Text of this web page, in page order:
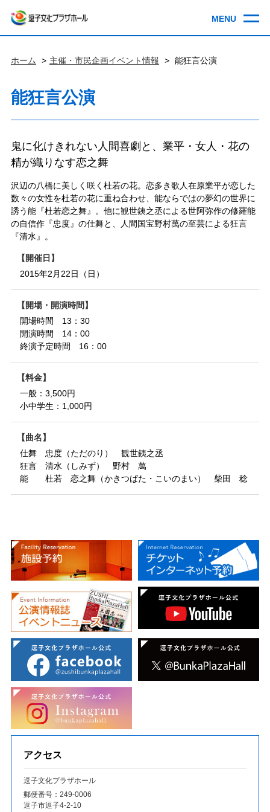
ホーム 主催・市民企画イベント情報 能狂言公演
能狂言公演
鬼に化けきれない人間喜劇と、業平・女人・花の
精が織りなす恋之舞
沢辺の八橋に美しく咲く杜若の花。恋多き歌人在原業平が恋した
数々の女性を杜若の花に重ね合わせ、能ならではの夢幻の世界に
誘う能『杜若恋之舞』。他に観世銕之丞による世阿弥作の修羅能
の自信作『忠度』の仕舞と、人間国宝野村萬の至芸による狂言
『清水』。
開催日
2015年2月22日（日）
開場・開演時間
開場時間 13：30
開演時間 14：00
終演予定時間 16：00
料金
一般：3,500円
小中学生：1,000円
曲名
仕舞 忠度（ただのり） 観世銕之丞
狂言 清水（しみず） 野村 萬
能 杜若 恋之舞（かきつばた・こいのまい） 柴田 稔
アクセス
逗子文化プラザホール
郵便番号：249‐0006
逗子市逗子4-2-10